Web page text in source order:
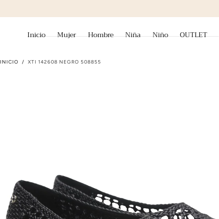
Inicio Mujer Hombre Niña Niño OUTLET
INICIO / XTI 142608 NEGRO 508855